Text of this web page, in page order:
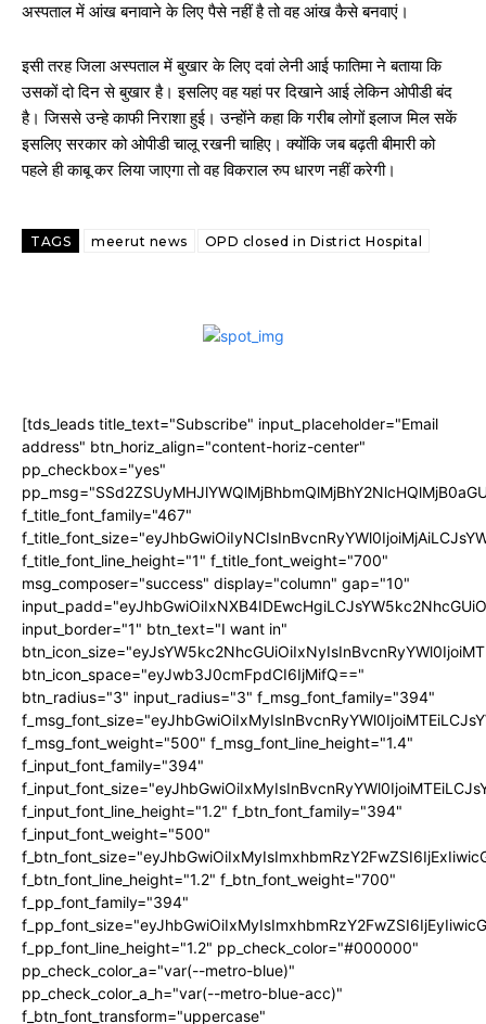
अस्पताल में आंख बनावाने के लिए पैसे नहीं है तो वह आंख कैसे बनवाएं।
इसी तरह जिला अस्पताल में बुखार के लिए दवां लेनी आई फातिमा ने बताया कि
उसकों दो दिन से बुखार है। इसलिए वह यहां पर दिखाने आई लेकिन ओपीडी बंद
है। जिससे उन्हे काफी निराशा हुई। उन्होंने कहा कि गरीब लोगों इलाज मिल सकें
इसलिए सरकार को ओपीडी चालू रखनी चाहिए। क्योंकि जब बढ़ती बीमारी को
पहले ही काबू कर लिया जाएगा तो वह विकराल रुप धारण नहीं करेगी।
TAGS meerut news OPD closed in District Hospital
[tds_leads title_text="Subscribe" input_placeholder="Email
address" btn_horiz_align="content-horiz-center"
pp_checkbox="yes"
f_title_font_family="467"
f_title_font_line_height="1" f_title_font_weight="700"
msg_composer="success" display="column" gap="10"
input_border="1" btn_text="I want in"
btn_icon_space="eyJwb3J0cmFpdCI6IjMifQ=="
btn_radius="3" input_radius="3" f_msg_font_family="394"
f_msg_font_weight="500" f_msg_font_line_height="1.4"
f_input_font_family="394"
f_input_font_line_height="1.2" f_btn_font_family="394"
f_input_font_weight="500"
f_btn_font_line_height="1.2" f_btn_font_weight="700"
f_pp_font_family="394"
f_pp_font_line_height="1.2" pp_check_color="#000000"
pp_check_color_a="var(--metro-blue)"
pp_check_color_a_h="var(--metro-blue-acc)"
f_btn_font_transform="uppercase"